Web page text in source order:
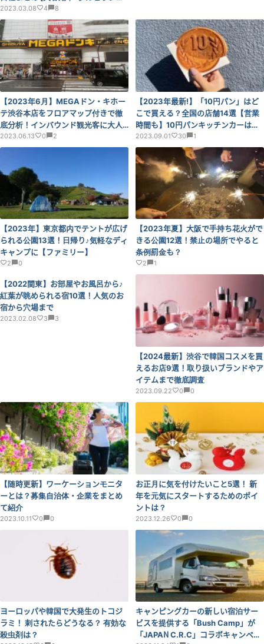
有･ヌートバーに注目!]
2023.03.08 4 8
【2023年6月】MEGAドン・キホー
テ渋谷本店をフロアマップ付きで徹
底分析！インバウンド観光客に大人
気のお土産とは？
2023.06.13 0 2
【2023年最新!】「10円パン」はど
こで買える？全国の店舗14選【営業
時間も】10円パンキッチンカーはい
まどこに
2023.09.01 30 1
【2023年】東京都内でテントが広げ
られる公園13選！日帰り♪気軽なディ
キャンプに【ファミリー】
2 0
【2023年夏】大阪で手持ち花火がで
きる公園12選！禁止の場所でやると
条例罰金も？
2 1
【2022関東】お部屋やお風呂から♪
紅葉が眺められる宿10選！人気のお
宿から穴場まで
2023.02.08 3 3
【2024最新】渋谷で韓国コスメを買
えるお店9選！取り扱いブランドやア
イテムまで徹底調査
2023.09.22 0 0
【随時更新】ワーケーションモニタ
ーとは？募集自治体・企業をまとめ
て紹介
2023.10.11 0 0
お正月に気を付けたいこと5選！ 新
年を元気にスタートするためのポイ
ントは？
2023.12.26 0 0
ヨーロッパや韓国で大発生のトコジ
ラミ！ 刺されたらどうなる？ 有効な
殺虫剤は？
キャンピングカーの新しい宿泊サー
ビスを提供する「Bush Camp」が
「JAPAN C.R.C」コラボキャンペー